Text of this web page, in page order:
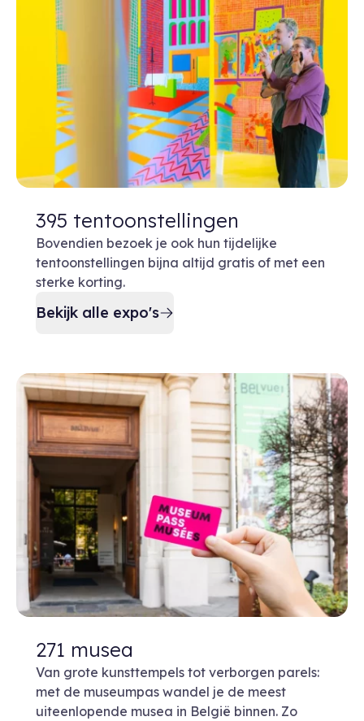
395 tentoonstellingen
Bovendien bezoek je ook hun tijdelijke
tentoonstellingen bijna altijd gratis of met een
sterke korting.
Bekijk alle expo's
271 musea
Van grote kunsttempels tot verborgen parels:
met de museumpas wandel je de meest
uiteenlopende musea in België binnen. Zo